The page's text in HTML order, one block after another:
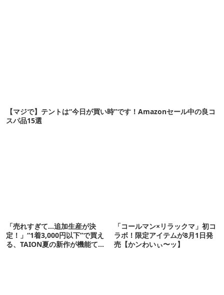
【マジで】テントは“今日が買い時”です！Amazonセール中の良コ
スパ品15選
「売れすぎて…追加生産が決
定！」“1着3,000円以下”で買え
る、TAION夏の新作が機能てん
「コールマン×リラックマ」初コ
ラボ！限定アイテムが8月1日発
売【かンわいぃ〜ッ】